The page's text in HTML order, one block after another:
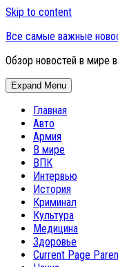
Skip to content
Все самые важные
Обзор новостей в мире
Expand Menu
Главная
Авто
Армия
В мире
ВПК
Интервью
История
Криминал
Культура
Медицина
Здоровье
Current Page